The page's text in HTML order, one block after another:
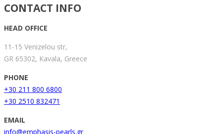
CONTACT INFO
HEAD OFFICE
11-15 Venizelou str,
GR 65302, Kavala, Greece
PHONE
+30 211 800 6800
+30 2510 832471
EMAIL
info@emphasis-pearls.gr